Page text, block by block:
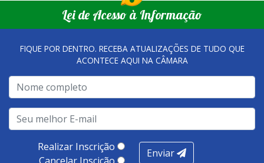
Lei de Acesso à Informação
FIQUE POR DENTRO. RECEBA ATUALIZAÇÕES DE TUDO QUE
ACONTECE AQUI NA CÂMARA
Realizar Inscrição
Enviar